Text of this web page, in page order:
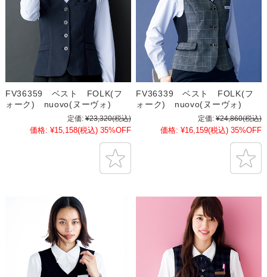
FV36359 ベスト FOLK(フ
ォーク) nuovo(ヌーヴォ)
定価: ¥23,320(税込)
価格: ¥15,158(税込) 35%OFF
FV36339 ベスト FOLK(フ
ォーク) nuovo(ヌーヴォ)
定価: ¥24,860(税込)
価格: ¥16,159(税込) 35%OFF